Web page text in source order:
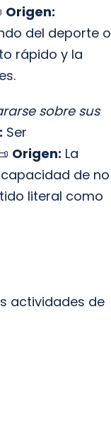
Origen:
del deporte o
rápido y la
sobre sus
Ser
Origen: La
de no
literal como
actividades de